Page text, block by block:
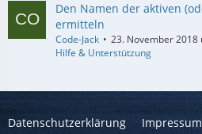
Den Namen der aktiven
ermitteln
Code-Jack
23. November 2018
Hilfe & Unterstützung
Datenschutzerklärung Impressum